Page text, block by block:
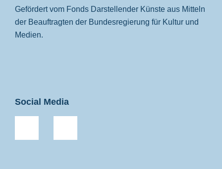
Gefördert vom Fonds Darstellender Künste aus Mitteln
der Beauftragten der Bundesregierung für Kultur und
Medien.
Social Media